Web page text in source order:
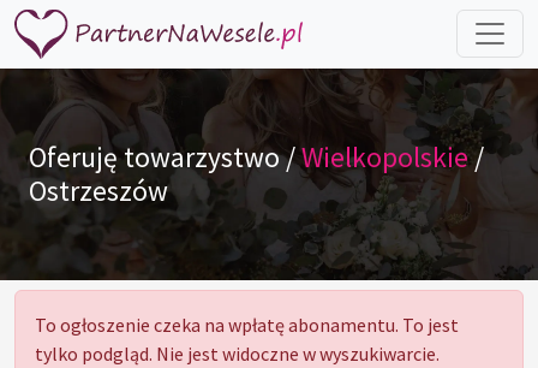
Oferuję towarzystwo /Wielkopolskie/
Ostrzeszów
To ogłoszenie czeka na wpłatę abonamentu. To jest
tylko podgląd. Nie jest widoczne w wyszukiwarcie.